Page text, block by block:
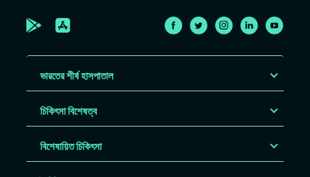
ভারতের শীর্ষ হাসপাতাল
চিকিৎসা বিশেষত্ব
বিশেষায়িত চিকিৎসা